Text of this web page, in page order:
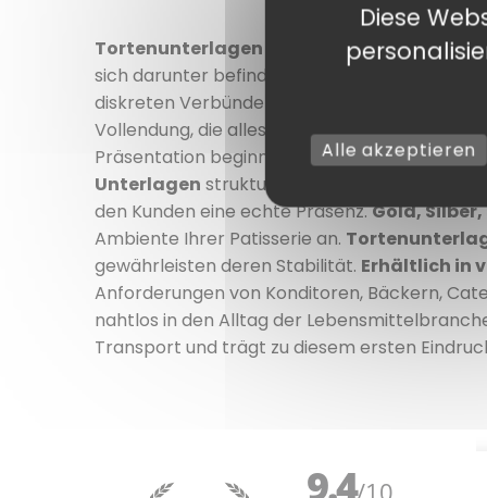
Tortenunterlagen und -böden: Die
sich darunter befindet. Dabei macht eine
diskreten Verbündeten jedes Konditors: Sie
Vollendung, die alles verändert. Ob
Präsentation beginnt immer mit einer soliden
Unterlagen strukturieren die Präsentation,
den Kunden eine echte Präsenz.Gold,
Ambiente Ihrer Patisserie an.
gewährleisten deren Stabilität. Erhältlich in
Anforderungen von Konditoren, Bäckern,
nahtlos in den Alltag der
Transport und trägt zu diesem ersten
Diese
Alle akzeptieren